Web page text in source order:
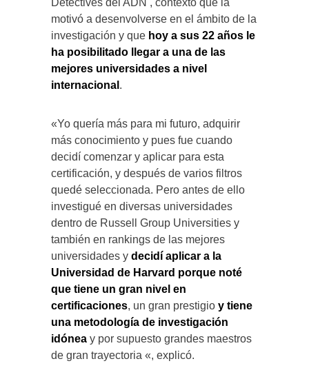
motivó a desenvolverse en el ámbito de la
investigación y que hoy a sus 22 años le
ha posibilitado llegar a una de las
mejores universidades a nivel
internacional .
«Yo quería más para mi futuro, adquirir
más conocimiento y pues fue cuando
decidí comenzar y aplicar para esta
certificación, y después de varios filtros
quedé seleccionada. Pero antes de ello
investigué en diversas universidades
dentro de Russell Group Universities y
también en rankings de las mejores
universidades y decidí aplicar a la
Universidad de Harvard porque noté
que tiene un gran nivel en
certificaciones, un gran prestigio y tiene
una metodología de investigación
idónea y por supuesto grandes maestros
de gran trayectoria «, explicó.